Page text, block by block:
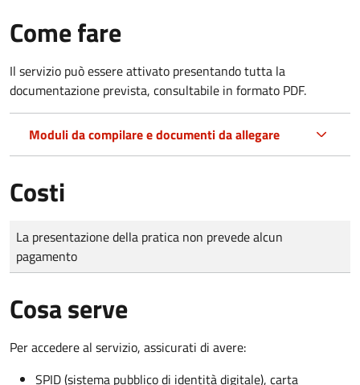
Come fare
Il servizio può essere attivato presentando tutta la
documentazione prevista, consultabile in formato PDF.
Moduli da compilare e documenti da allegare
Costi
Tipo di pagamento
Importo
La presentazione della pratica non prevede alcun
pagamento
Cosa serve
Per accedere al servizio, assicurati di avere:
SPID (sistema pubblico di identità digitale), carta